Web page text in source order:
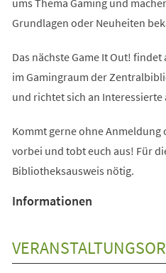
Grundlagen oder Neuheiten
Das nächste Game It Out! findet
im Gamingraum der
und richtet sich an Interessierte
Kommt gerne ohne
vorbei und tobt euch aus! Für
Bibliotheksausweis nötig.
Informationen